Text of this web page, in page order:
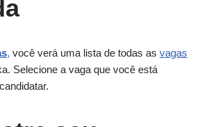
, você verá uma lista de todas as vagas
Selecione a vaga que você está